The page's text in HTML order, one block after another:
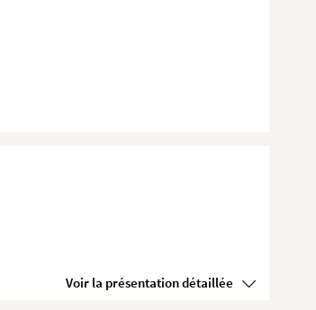
Voir la présentation détaillée